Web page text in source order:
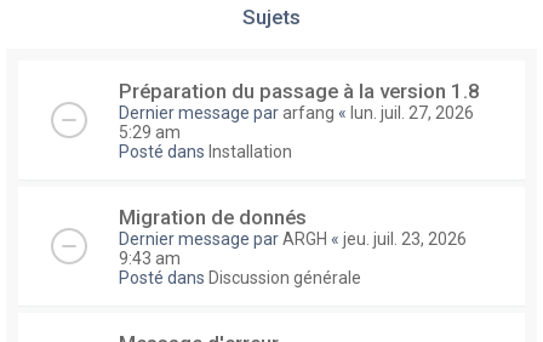
Sujets
Préparation du passage à la version 1.8
Dernier message pararfang « lun. juil. 27, 2026
5:29 am
Posté dans Installation
Migration de donnés
Dernier message parARGH « jeu. juil. 23, 2026
9:43 am
Posté dans Discussion générale